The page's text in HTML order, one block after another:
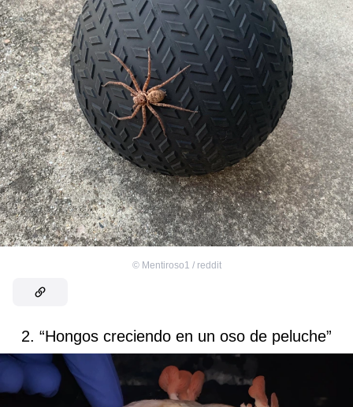
© Mentiroso1 / reddit
2. “Hongos creciendo en un oso de peluche”